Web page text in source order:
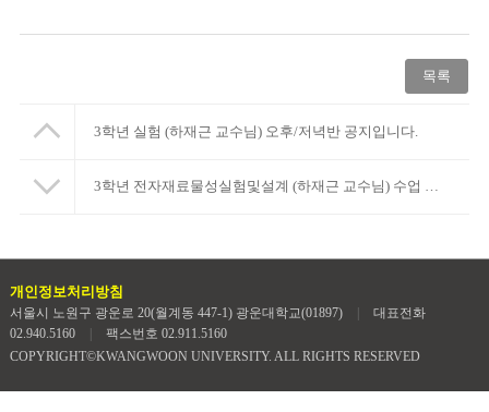
목록
3학년 실험 (하재근 교수님) 오후/저녁반 공지입니다.
3학년 전자재료물성실험및설계 (하재근 교수님) 수업 공지입니다.
개인정보처리방침
서울시 노원구 광운로 20(월계동 447-1) 광운대학교(01897)
대표전화
02.940.5160
팩스번호 02.911.5160
COPYRIGHT©KWANGWOON UNIVERSITY. ALL RIGHTS RESERVED